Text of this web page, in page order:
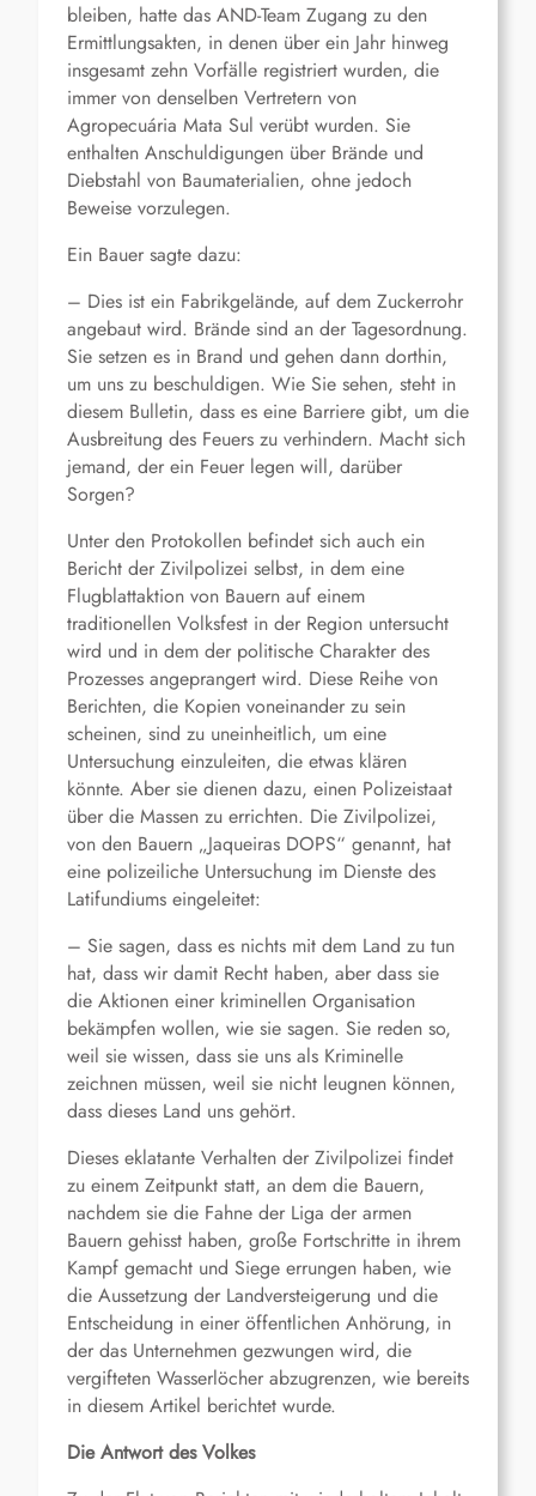
bleiben, hatte das AND-Team Zugang zu den
Ermittlungsakten, in denen über ein Jahr hinweg
insgesamt zehn Vorfälle registriert wurden, die
immer von denselben Vertretern von
Agropecuária Mata Sul verübt wurden. Sie
enthalten Anschuldigungen über Brände und
Diebstahl von Baumaterialien, ohne jedoch
Beweise vorzulegen.
Ein Bauer sagte dazu:
– Dies ist ein Fabrikgelände, auf dem Zuckerrohr
angebaut wird. Brände sind an der Tagesordnung.
Sie setzen es in Brand und gehen dann dorthin,
um uns zu beschuldigen. Wie Sie sehen, steht in
diesem Bulletin, dass es eine Barriere gibt, um die
Ausbreitung des Feuers zu verhindern. Macht sich
jemand, der ein Feuer legen will, darüber
Sorgen?
Unter den Protokollen befindet sich auch ein
Bericht der Zivilpolizei selbst, in dem eine
Flugblattaktion von Bauern auf einem
traditionellen Volksfest in der Region untersucht
wird und in dem der politische Charakter des
Prozesses angeprangert wird. Diese Reihe von
Berichten, die Kopien voneinander zu sein
scheinen, sind zu uneinheitlich, um eine
Untersuchung einzuleiten, die etwas klären
könnte. Aber sie dienen dazu, einen Polizeistaat
über die Massen zu errichten. Die Zivilpolizei,
von den Bauern „Jaqueiras DOPS“ genannt, hat
eine polizeiliche Untersuchung im Dienste des
Latifundiums eingeleitet:
– Sie sagen, dass es nichts mit dem Land zu tun
hat, dass wir damit Recht haben, aber dass sie
die Aktionen einer kriminellen Organisation
bekämpfen wollen, wie sie sagen. Sie reden so,
weil sie wissen, dass sie uns als Kriminelle
zeichnen müssen, weil sie nicht leugnen können,
dass dieses Land uns gehört.
Dieses eklatante Verhalten der Zivilpolizei findet
zu einem Zeitpunkt statt, an dem die Bauern,
nachdem sie die Fahne der Liga der armen
Bauern gehisst haben, große Fortschritte in ihrem
Kampf gemacht und Siege errungen haben, wie
die Aussetzung der Landversteigerung und die
Entscheidung in einer öffentlichen Anhörung, in
der das Unternehmen gezwungen wird, die
vergifteten Wasserlöcher abzugrenzen, wie bereits
in diesem Artikel berichtet wurde.
Die Antwort des Volkes